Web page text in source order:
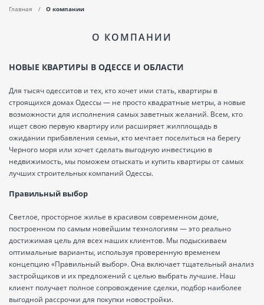
Главная О компании
О КОМПАНИИ
НОВЫЕ КВАРТИРЫ В ОДЕССЕ И ОБЛАСТИ
Для тысяч одесситов и тех, кто хочет ими стать, квартиры в
строящихся домах Одессы — не просто квадратные метры, а новые
возможности для исполнения самых заветных желаний. Всем, кто
ищет свою первую квартиру или расширяет жилплощадь в
ожидании прибавления семьи, кто мечтает поселиться на берегу
Черного моря или хочет сделать выгодную инвестицию в
недвижимость, мы поможем отыскать и купить квартиры от самых
лучших строительных компаний Одессы.
Правильный выбор
Светлое, просторное жилье в красивом современном доме,
построенном по самым новейшим технологиям — это реально
достижимая цель для всех наших клиентов. Мы подыскиваем
оптимальные варианты, используя проверенную временем
концепцию «Правильный выбор». Она включает тщательный анализ
застройщиков и их предложений с целью выбрать лучшие. Наш
клиент получает полное сопровождение сделки, подбор наиболее
выгодной рассрочки для покупки новостройки.